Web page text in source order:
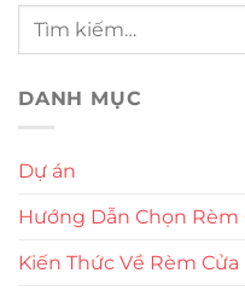
DANH MỤC
Dự án
Hướng Dẫn Chọn Rèm
Kiến Thức Về Rèm Cửa